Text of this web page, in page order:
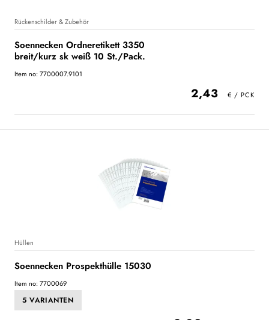
Rückenschilder & Zubehör
Soennecken Ordneretikett 3350
breit/kurz sk weiß 10 St./Pack.
Item no: 7700007.9101
2,43
Hüllen
Soennecken Prospekthülle 15030
Item no: 7700069
5 VARIANTEN